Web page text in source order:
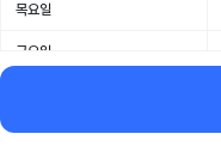
목요일
금요일
일요일